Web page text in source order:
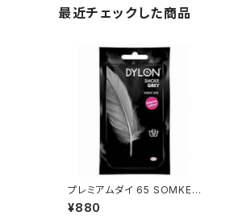
最近チェックした商品
プレミアムダイ 65 SOMKE
GREY
¥880